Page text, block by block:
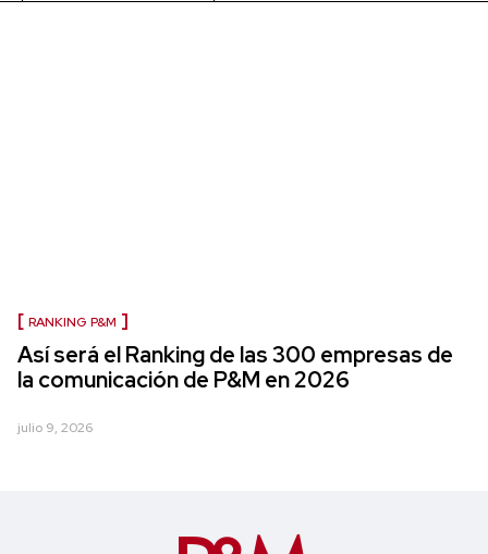
RANKING P&M
Así será el Ranking de las 300 empresas de
la comunicación de P&M en 2026
julio 9, 2026